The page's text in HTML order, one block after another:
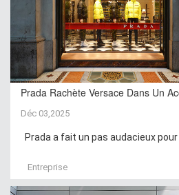
Prada Rachète Versace Dans Un
Déc 03,2025
Prada a fait un pas audacieux pour
Entreprise